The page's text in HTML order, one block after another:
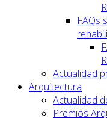
FAQs
Actualidad
Arquitectura
Actualidad
Premios